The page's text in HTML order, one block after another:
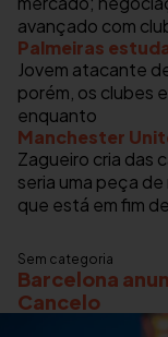
avançado com
Palmeiras
Jovem atacante
porém, os clubes
enquanto
Manchester
Zagueiro cria das
seria uma peça
que está em fim
Sem categoria
Barcelona
Cancelo